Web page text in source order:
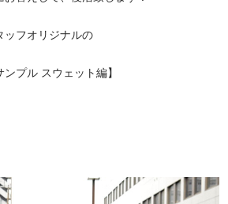
ッフオリジナルの
ンプル スウェット編】